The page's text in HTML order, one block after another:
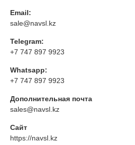
Email:
sale@navsl.kz
Telegram:
+7 747 897 9923
Whatsapp:
+7 747 897 9923
Дополнительная почта
sales@navsl.kz
Сайт
https://navsl.kz